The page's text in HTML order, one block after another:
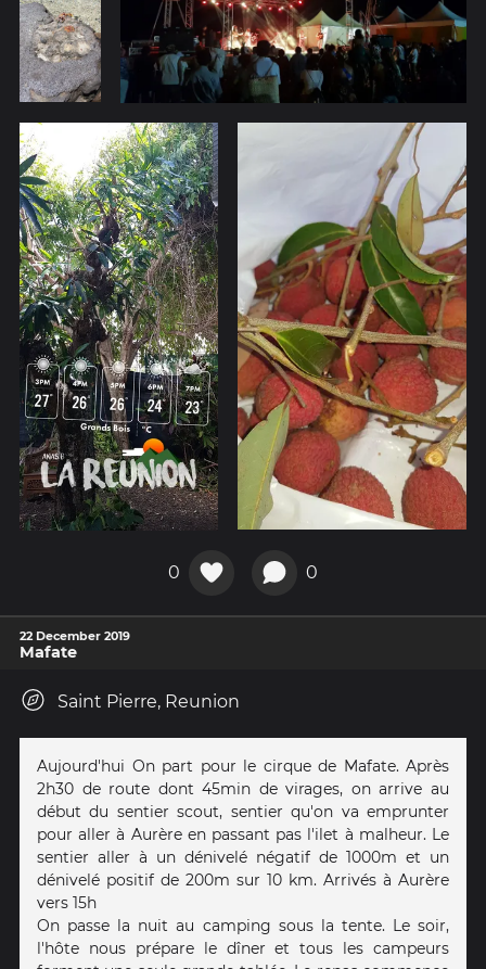
0 0
22 December 2019
Mafate
Saint Pierre, Reunion
Aujourd'hui On part pour le cirque de Mafate. Après
2h30 de route dont 45min de virages, on arrive au
début du sentier scout, sentier qu'on va emprunter
pour aller à Aurère en passant pas l'ilet à malheur. Le
sentier aller à un dénivelé négatif de 1000m et un
dénivelé positif de 200m sur 10 km. Arrivés à Aurère
vers 15h
On passe la nuit au camping sous la tente. Le soir,
l'hôte nous prépare le dîner et tous les campeurs